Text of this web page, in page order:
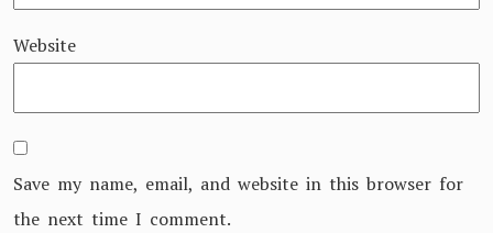
Website
Save my name, email, and website in this browser for
the next time I comment.